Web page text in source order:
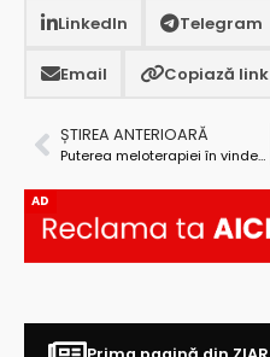
LinkedIn Telegram
Email Copiază link
ȘTIREA ANTERIOARĂ
Puterea meloterapiei în vindecarea bolilor
AD